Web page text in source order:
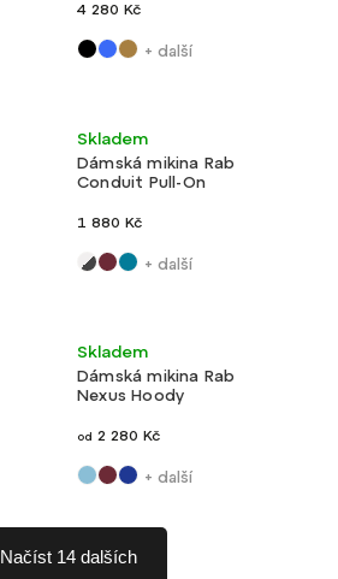
4 280 Kč
+ další
Ultralehké
Dámská mikina Rab
Conduit Pull-On
Skladem
1 880 Kč
+ další
Velmi lehké
Dámská mikina Rab
Nexus Hoody
Skladem
od 2 280 Kč
+ další
Načíst 14 dalších